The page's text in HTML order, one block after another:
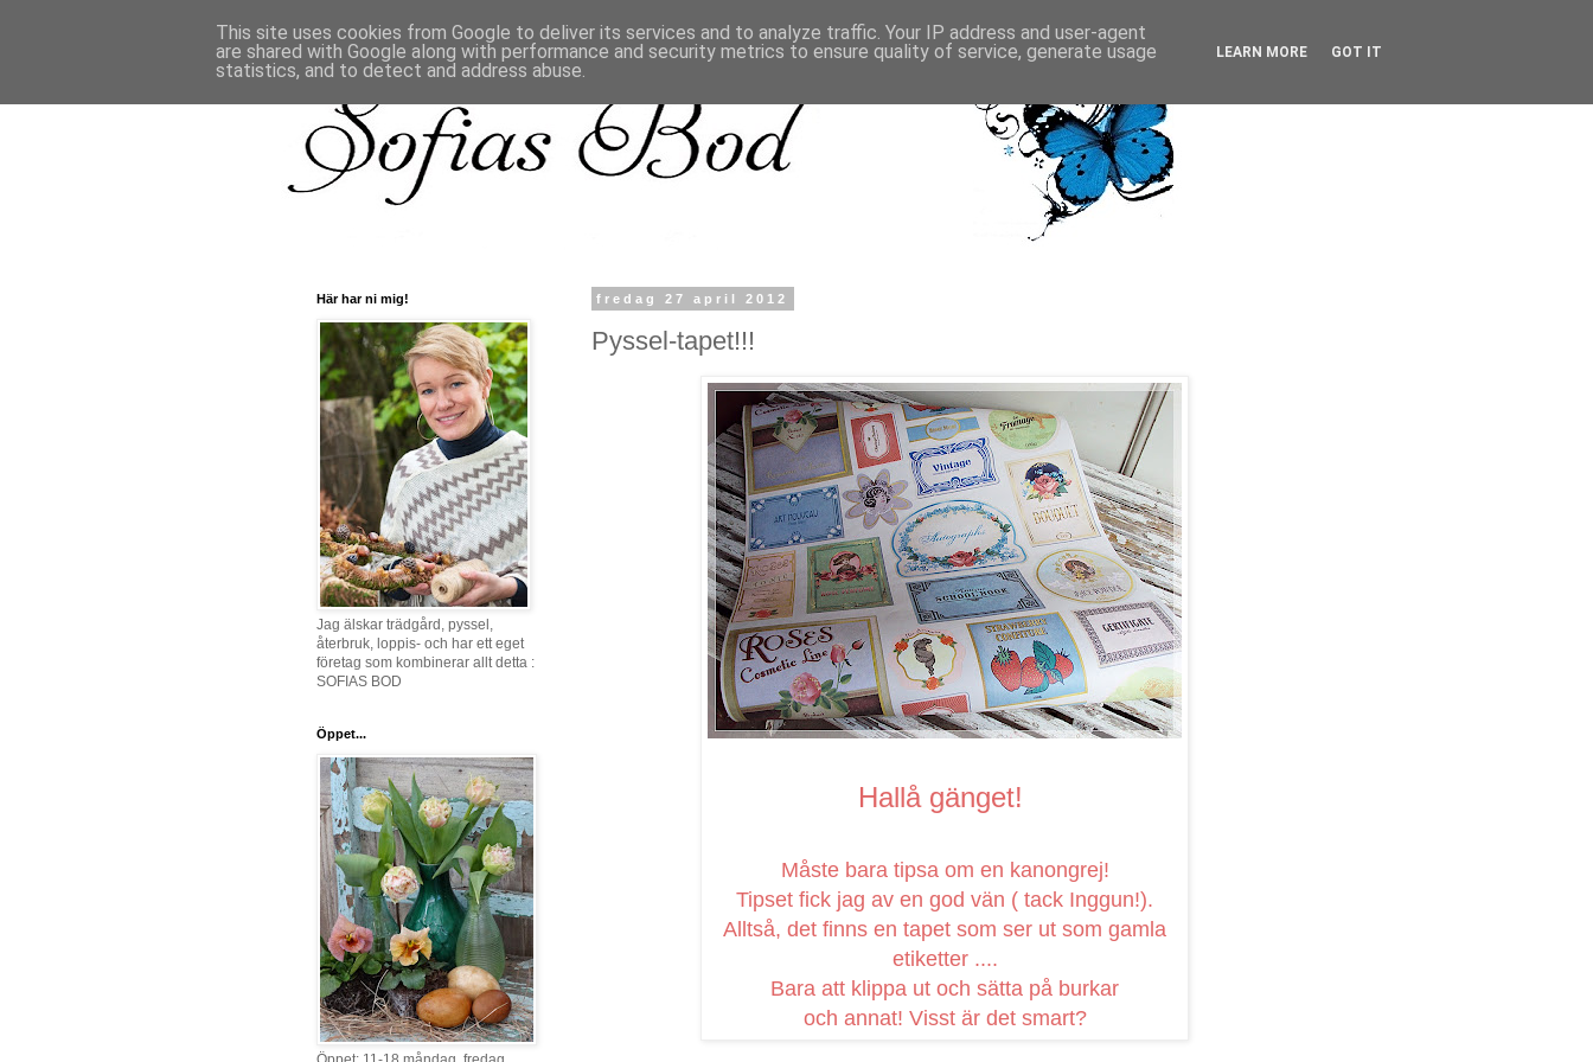
fredag 27 april 2012
Pyssel-tapet!!!
Hallå gänget!
Måste bara tipsa om en kanongrej!
Tipset fick jag av en god vän ( tack Inggun!).
Alltså, det finns en tapet som ser ut som gamla
etiketter ....
Bara att klippa ut och sätta på burkar
och annat! Visst är det smart?
Här har ni mig!
Jag älskar trädgård, pyssel,
återbruk, loppis- och har ett eget
företag som kombinerar allt detta :
SOFIAS BOD
Öppet...
This site uses cookies from Google to deliver its services and to analyze traffic. Your IP address and user-agent
are shared with Google along with performance and security metrics to ensure quality of service, generate usage
statistics, and to detect and address abuse.
LEARN MORE GOT IT